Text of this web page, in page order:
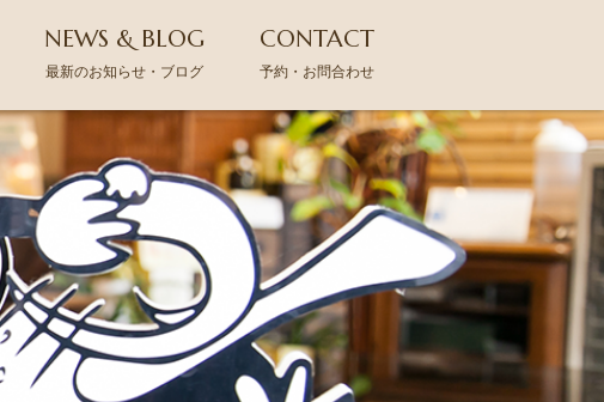
NEWS & BLOG
最新のお知らせ・ブログ
CONTACT
予約・お問合わせ